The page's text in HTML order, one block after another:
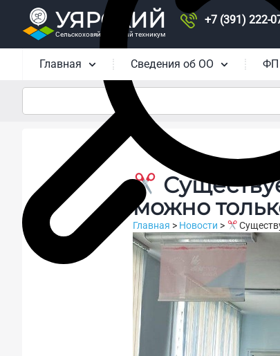
УЯРСКИЙ
Сельскохозяйственный техникум
+7 (391) 222-
Главная Сведения об ОО ФП
можно
Главная > Новости >